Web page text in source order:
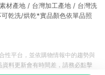
材產地 / 台灣加工產地 / 台灣洗
乾洗/烘乾*實品顏色依單品照
性平台，並依購物情報中的趨勢與
料更新會有時間差，請務必點擊